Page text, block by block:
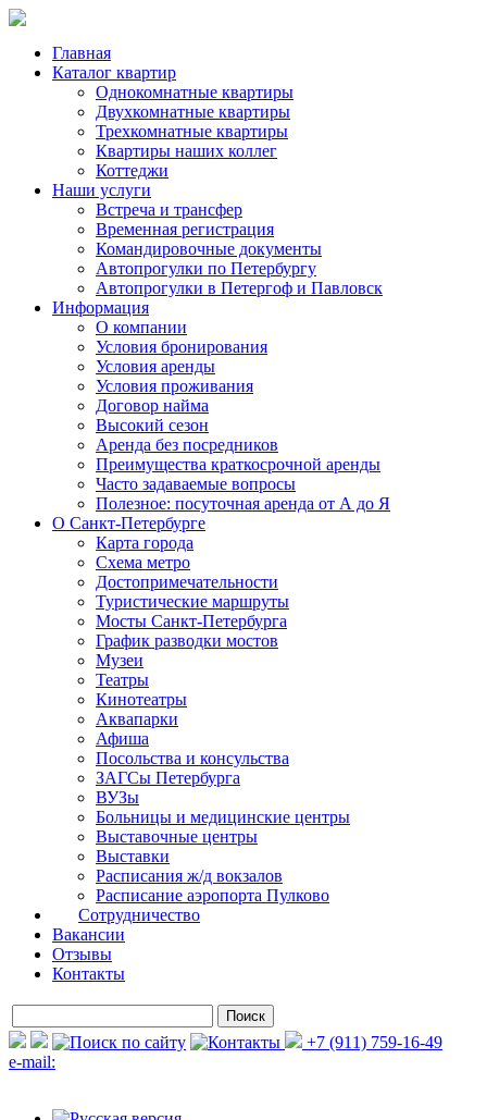
Главная
Каталог квартир
Однокомнатные квартиры
Двухкомнатные квартиры
Трехкомнатные квартиры
Квартиры наших коллег
Коттеджи
Наши услуги
Встреча и трансфер
Временная регистрация
Командировочные документы
Автопрогулки по Петербургу
Автопрогулки в Петергоф и Павловск
Информация
О компании
Условия бронирования
Условия аренды
Условия проживания
Договор найма
Высокий сезон
Аренда без посредников
Преимущества краткосрочной аренды
Часто задаваемые вопросы
Полезное: посуточная аренда от А до Я
О Санкт-Петербурге
Карта города
Схема метро
Достопримечательности
Туристические маршруты
Мосты Санкт-Петербурга
График разводки мостов
Музеи
Театры
Кинотеатры
Аквапарки
Афиша
Посольства и консульства
ЗАГСы Петербурга
ВУЗы
Больницы и медицинские центры
Выставочные центры
Выставки
Расписания ж/д вокзалов
Расписание аэропорта Пулково
Сотрудничество
Вакансии
Отзывы
Контакты
+7 (911) 759-16-49
e-mail: